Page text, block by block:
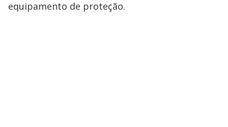
equipamento de proteção.